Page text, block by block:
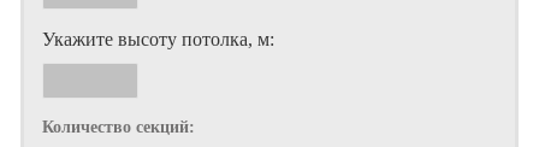
Укажите высоту потолка, м:
Количество секций: